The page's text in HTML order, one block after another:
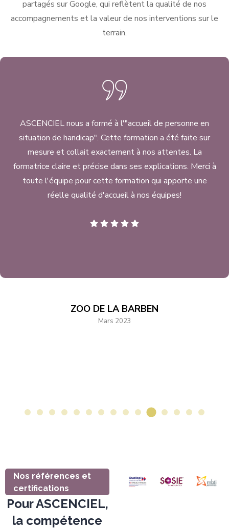
partagés sur Google, qui reflètent la qualité de nos
accompagnements et la valeur de nos interventions sur le
terrain.
ZOO DE LA BARBEN
Mars 2023
ASCENCIEL nous a formé à l'"accueil de personne en
situation de handicap". Cette formation a été faite sur
mesure et collait exactement à nos attentes. La
formatrice claire et précise dans ses explications. Merci à
toute l'équipe pour cette formation qui apporte une
réelle qualité d'accueil à nos équipes!
Nos références et
certifications
Pour ASCENCIEL,
la compétence